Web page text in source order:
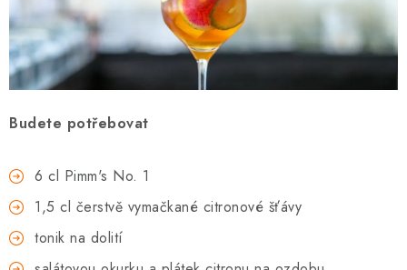
Budete potřebovat
6 cl Pimm's No. 1
1,5 cl čerstvě vymačkané citronové šťávy
tonik na dolití